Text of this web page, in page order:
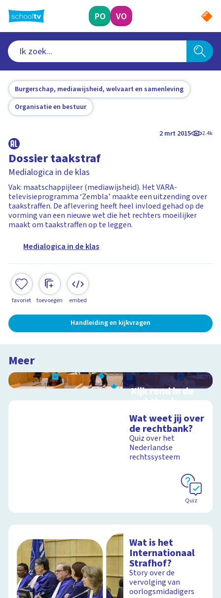
naar
hoofdinhoud
PO VO
Burgerschap, mediawijsheid, welvaart en samenleving
Organisatie en bestuur
2 mrt 2015 2.4k
Dossier taakstraf
Medialogica in de klas
Vak: maatschappijleer (mediawijsheid). Het VARA-
televisieprogramma ‘Zembla’ maakte een uitzending over
taakstraffen. De aflevering heeft heel invloed gehad op de
vorming van een nieuwe wet die het rechters moeilijker
maakt om taakstraffen op te leggen.
Medialogica in de klas
favoriet toevoegen embed
Handleiding en kijkvragen
Meer
Kijk rond in de
rechtbank
schoolplaat over
rechtspraak in
Nederland
Schoolplaat
Wat weet jij over
de rechtbank?
Quiz over het
Nederlandse
rechtssysteem
Quiz
Wat is het
Internationaal
Strafhof?
Story over de
vervolging van
oorlogsmidadigers